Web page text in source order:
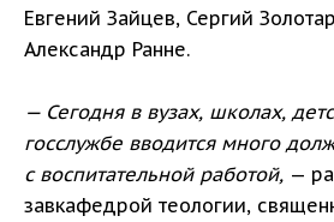
Евгений Зайцев, Сергий
Александр Ранне.
— Сегодня в вузах, школах,
госслужбе вводится много
с воспитательной работой, —
завкафедрой теологии,